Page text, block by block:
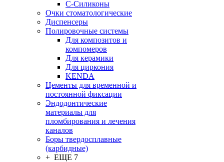
С-Силиконы
Очки стоматологические
Диспенсеры
Полировочные системы
Для композитов и
компомеров
Для керамики
Для циркония
KENDA
Цементы для временной и
постоянной фиксации
Эндодонтические
материалы для
пломбирования и лечения
каналов
Боры твердосплавные
(карбидные)
+ ЕЩЕ 7